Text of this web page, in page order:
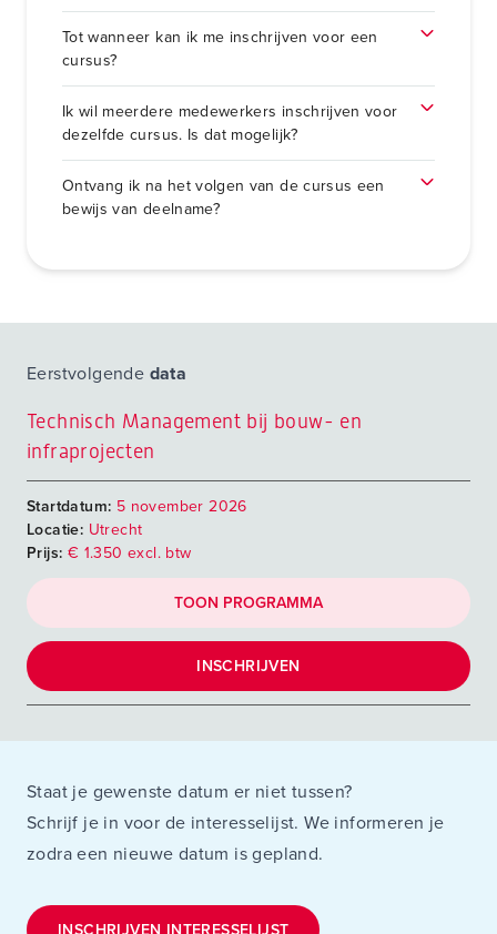
Tot wanneer kan ik me inschrijven voor een
cursus?
Ik wil meerdere medewerkers inschrijven voor
dezelfde cursus. Is dat mogelijk?
Ontvang ik na het volgen van de cursus een
bewijs van deelname?
Eerstvolgende data
Technisch Management bij bouw- en
infraprojecten
Startdatum: 5 november 2026
Locatie: Utrecht
Prijs: € 1.350 excl. btw
TOON PROGRAMMA
INSCHRIJVEN
Staat je gewenste datum er niet tussen?
Schrijf je in voor de interesselijst. We informeren je
zodra een nieuwe datum is gepland.